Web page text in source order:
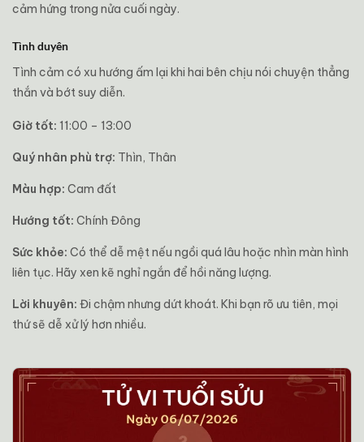
cảm hứng trong nửa cuối ngày.
Tình duyên
Tình cảm có xu hướng ấm lại khi hai bên chịu nói chuyện thẳng
thắn và bớt suy diễn.
Giờ tốt: 11:00 – 13:00
Quý nhân phù trợ: Thìn, Thân
Màu hợp: Cam đất
Hướng tốt: Chính Đông
Sức khỏe: Có thể dễ mệt nếu ngồi quá lâu hoặc nhìn màn hình
liên tục. Hãy xen kẽ nghỉ ngắn để hồi năng lượng.
Lời khuyên: Đi chậm nhưng dứt khoát. Khi bạn rõ ưu tiên, mọi
thứ sẽ dễ xử lý hơn nhiều.